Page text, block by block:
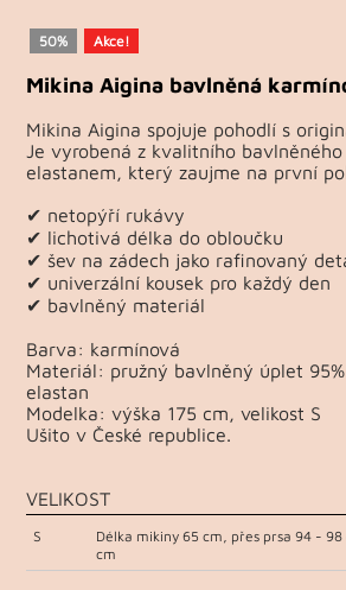
50% Akce!
Mikina Aigina bavlněná
Mikina Aigina spojuje pohodlí s
Je vyrobená z kvalitního
elastanem, který zaujme na první
✔ netopýří rukávy
✔ lichotivá délka do obloučku
✔ šev na zádech jako rafinovaný
✔ univerzální kousek pro každý den
✔ bavlněný materiál
Barva: karmínová
Materiál: pružný bavlněný úplet
elastan
Modelka: výška 175 cm, velikost S
Ušito v České republice.
VELIKOST
S
Délka mikiny 65 cm, přes prsa 94 -
cm